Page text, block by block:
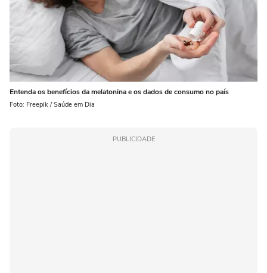
Entenda os benefícios da melatonina e os dados de consumo no país
Foto: Freepik / Saúde em Dia
PUBLICIDADE